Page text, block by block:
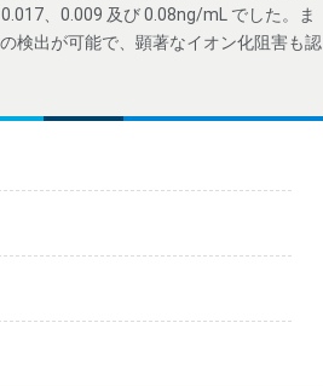
、0.009 及び 0.08ng/mL でした。ま
検出が可能で、顕著なイオン化阻害も認